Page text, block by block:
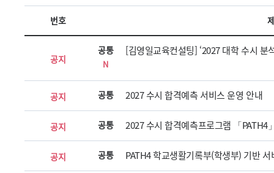
번호
공지
공통 [김영일교육컨설팅] ‘2027 대학 수시 분석’
N
공지 공통 2027 수시 합격예측 서비스 운영 안내
공지 공통 2027 수시 합격예측프로그램 「PATH4
공지 공통 PATH4 학교생활기록부(학생부) 기반